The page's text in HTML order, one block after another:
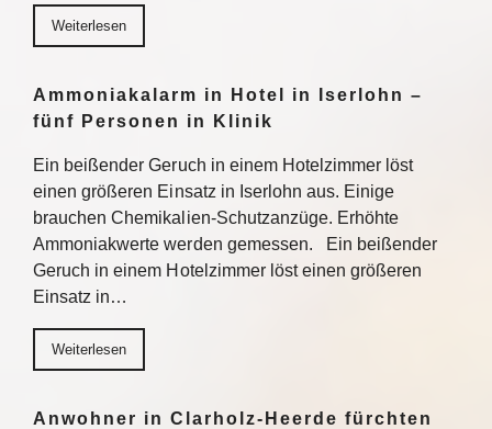
Weiterlesen
Ammoniakalarm in Hotel in Iserlohn –
fünf Personen in Klinik
Ein beißender Geruch in einem Hotelzimmer löst
einen größeren Einsatz in Iserlohn aus. Einige
brauchen Chemikalien-Schutzanzüge. Erhöhte
Ammoniakwerte werden gemessen. Ein beißender
Geruch in einem Hotelzimmer löst einen größeren
Einsatz in…
Weiterlesen
Anwohner in Clarholz-Heerde fürchten